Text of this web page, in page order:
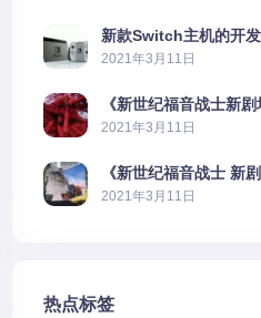
新款Switch主机的开
2021年3月11日
《新世纪福音战士新
公开
2021年3月11日
《新世纪福音战士 新
2021年3月11日
热点标签